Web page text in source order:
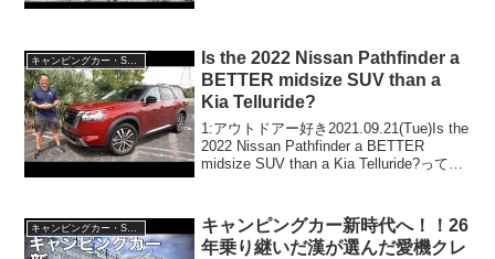
Is the 2022 Nissan Pathfinder a
BETTER midsize SUV than a
Kia Telluride?
1:アウトドアー好き2021.09.21(Tue)Is the
2022 Nissan Pathfinder a BETTER
midsize SUV than a Kia Telluride?って人
キャンピングカー・SUV人気車種
キャンピングカー新時代へ！！26
年乗り継いだ漢が選んだ愛機クレ